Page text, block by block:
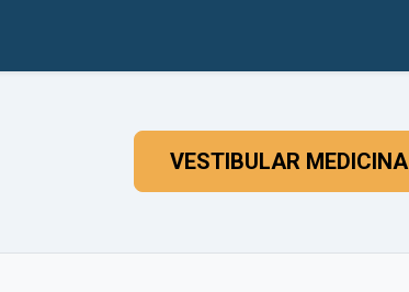
VESTIBULAR